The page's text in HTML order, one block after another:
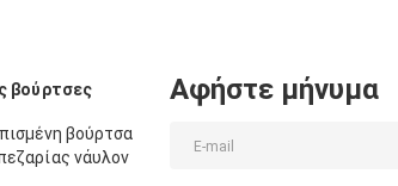
βούρτσες
βούρτσα
νάυλον
Αφήστε μήνυμα